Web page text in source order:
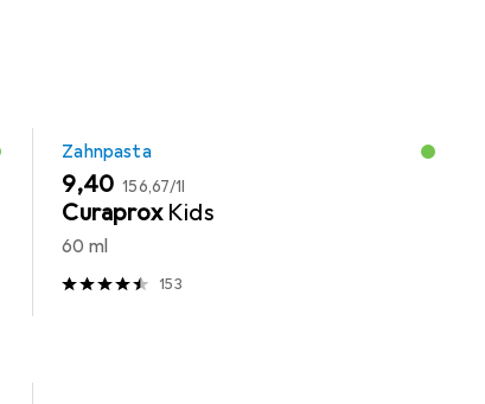
Zahnpasta
EUR
9,40 EUR
156,67/1l
Curaprox Kids
60 ml
153